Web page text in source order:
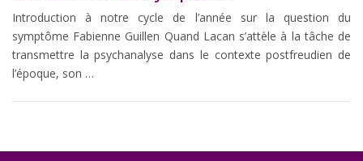
Introduction à notre cycle de l’année sur la question du
symptôme Fabienne Guillen Quand Lacan s’attèle à la tâche de
transmettre la psychanalyse dans le contexte postfreudien de
l’époque, son …